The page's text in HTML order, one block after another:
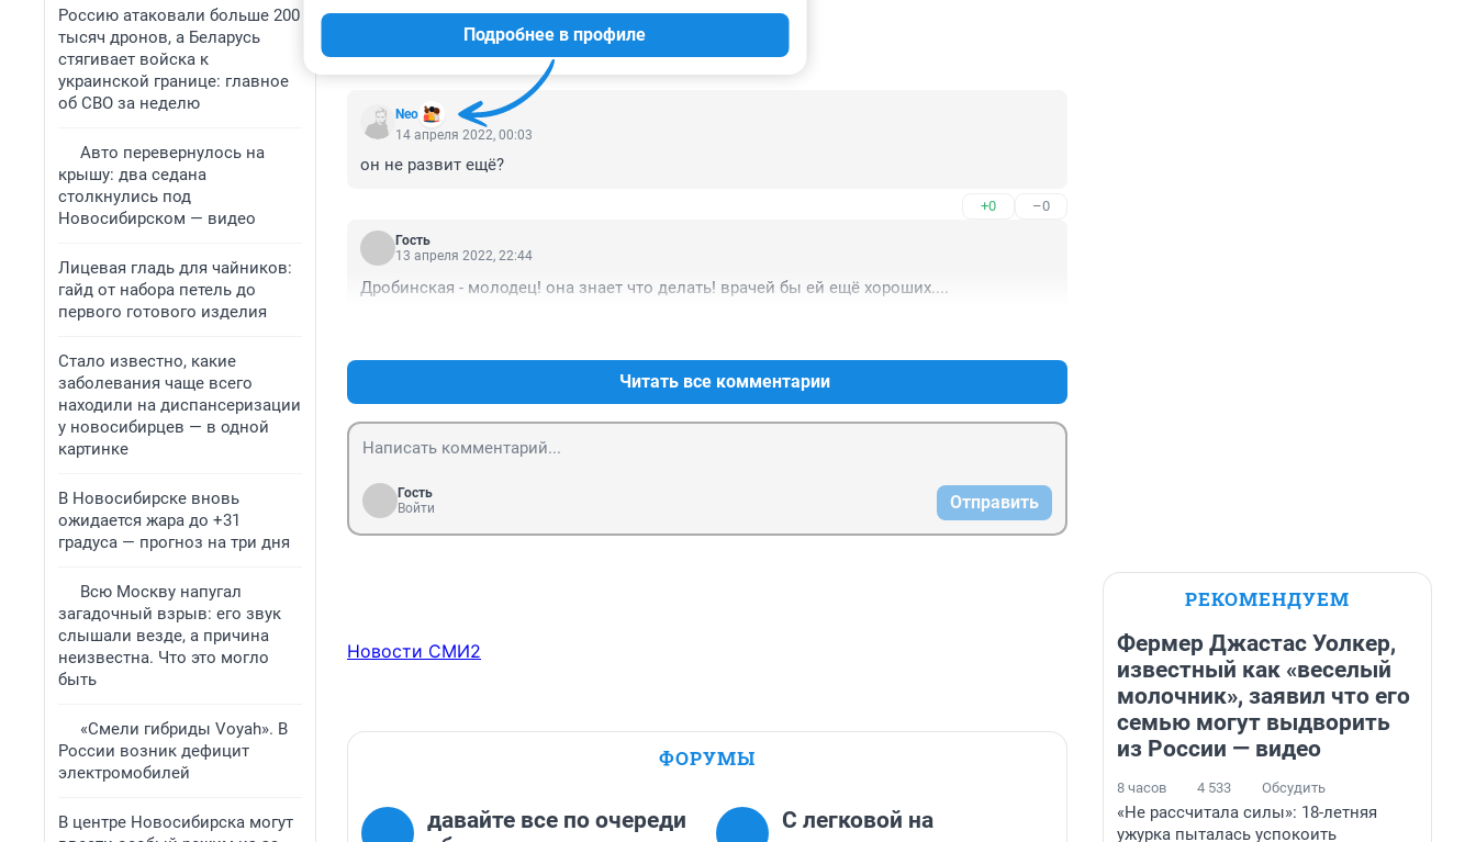
Россию атаковали больше 200
тысяч дронов, а Беларусь
стягивает войска к
украинской границе: главное
об СВО за неделю
Авто перевернулось на
крышу: два седана
столкнулись под
Новосибирском — видео
Лицевая гладь для чайников:
гайд от набора петель до
первого готового изделия
Стало известно, какие
заболевания чаще всего
находили на диспансеризации
у новосибирцев — в одной
картинке
В Новосибирске вновь
ожидается жара до +31
градуса — прогноз на три дня
Всю Москву напугал
загадочный взрыв: его звук
слышали везде, а причина
неизвестна. Что это могло
быть
«Смели гибриды Voyah». В
России возник дефицит
электромобилей
В центре Новосибирска могут
КОММЕНТАРИИ 26
Nео
Подробнее в профиле
14 апреля 2022, 00:03
он не развит ещё?
+0 –0
Гость
13 апреля 2022, 22:44
Дробинская - молодец! она знает что делать! врачей бы ей ещё хороших....
Читать все комментарии
Гость
Войти
Отправить
Новости СМИ2
ФОРУМЫ
давайте все по очереди
C легковой на
РЕКОМЕНДУЕМ
Фермер Джастас Уолкер,
известный как «веселый
молочник», заявил что его
семью могут выдворить
из России — видео
8 часов 4 533 Обсудить
«Не рассчитала силы»: 18-летняя
ужурка пыталась успокоить